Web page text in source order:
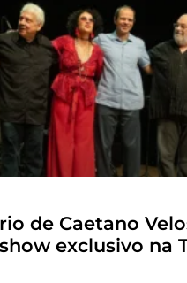
de Caetano
exclusivo na